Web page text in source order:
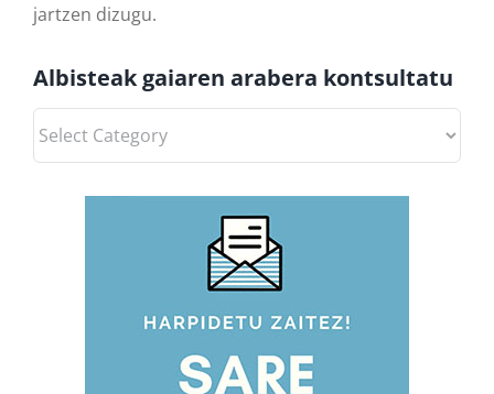
jartzen dizugu.
Albisteak gaiaren arabera kontsultatu
Albisteak
gaiaren
kontsultatu